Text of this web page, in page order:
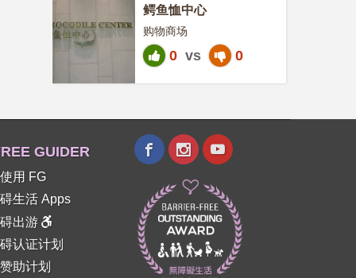
鳄鱼恤中心
购物商场
0 vs 0
GUIDER
用 FG
生活 Apps
出游
认证计划
助计划